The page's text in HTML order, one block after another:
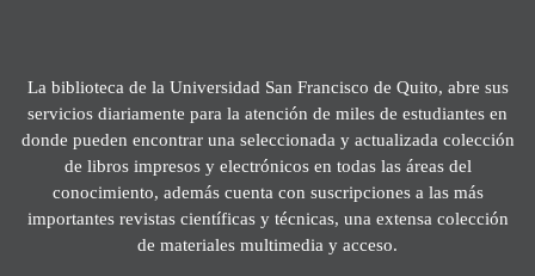
La biblioteca de la Universidad San Francisco de Quito, abre sus
servicios diariamente para la atención de miles de estudiantes en
donde pueden encontrar una seleccionada y actualizada colección
de libros impresos y electrónicos en todas las áreas del
conocimiento, además cuenta con suscripciones a las más
importantes revistas científicas y técnicas, una extensa colección
de materiales multimedia y acceso.